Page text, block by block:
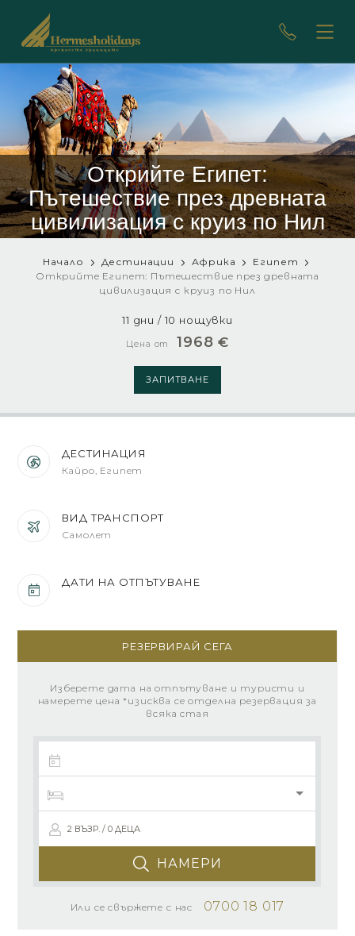
Открийте Египет:
Пътешествие през древната
цивилизация с круиз по Нил
Начало Дестинации Африка
Египет
Открийте Египет: Пътешествие през древната
цивилизация с круиз по Нил
11 дни / 10 нощувки
Цена от 1968 €
ЗАПИТВАНЕ
ДЕСТИНАЦИЯ
Кайро, Египет
ВИД ТРАНСПОРТ
Самолет
ДАТИ НА ОТПЪТУВАНЕ
РЕЗЕРВИРАЙ СЕГА
Изберете дата на отпътуване и туристи и
намерете цена *изисква се отделна резервация за
всяка стая
2 ВЪЗР. / 0 ДЕЦА
НАМЕРИ
Или се свържете с нас 0700 18 017